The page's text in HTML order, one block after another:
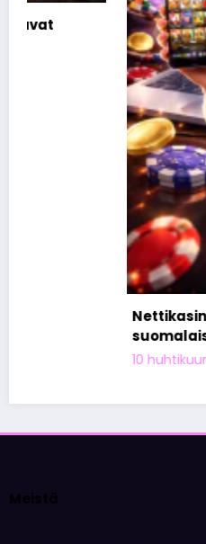
Nettikasinoiden
suomalaiset
10 huhtikuun, 2026
Meistä